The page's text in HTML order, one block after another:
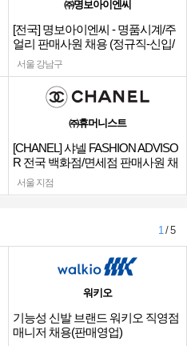
㈜명보아이엔씨
[전국] 명보아이엔씨 - 명품시계/주
얼리 판매사원 채용 (정규직-신입/
경력)
서울 강남구
㈜휴머니스트
[CHANEL] 샤넬 FASHION ADVISO
R 전국 백화점/면세점 판매사원 채
용
서울 지점
1/ 5
워키오
기능성 신발 브랜드 워키오 직영점
매니저 채용(판매영업)